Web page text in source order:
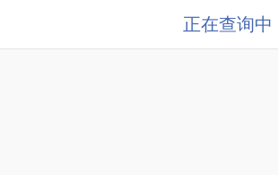
正在查询中